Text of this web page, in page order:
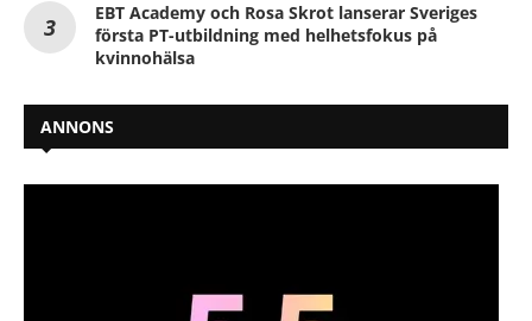
EBT Academy och Rosa Skrot lanserar Sveriges
första PT-utbildning med helhetsfokus på
kvinnohälsa
ANNONS